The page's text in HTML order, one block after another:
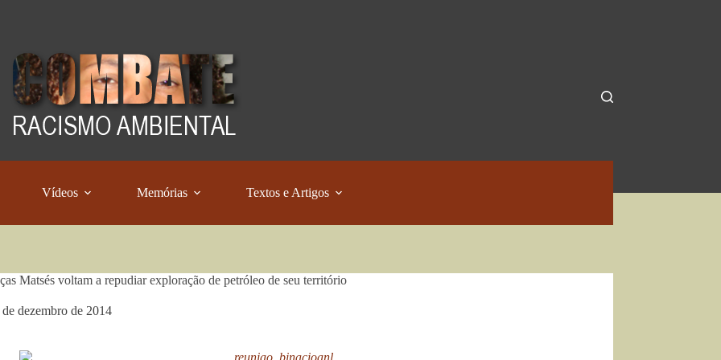
Vídeos Memórias Textos e Artigos
Matsés voltam a repudiar exploração de petróleo de seu território
de dezembro de 2014